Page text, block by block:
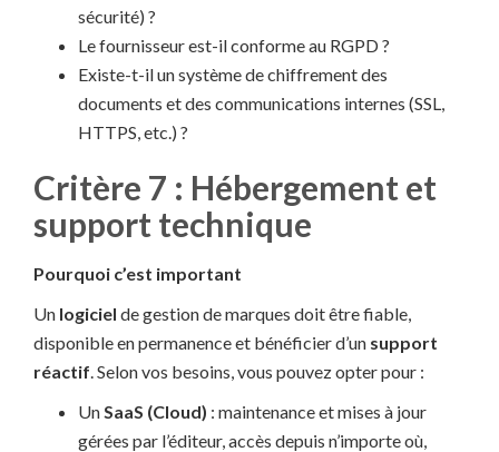
sécurité) ?
Le fournisseur est-il conforme au RGPD ?
Existe-t-il un système de chiffrement des
documents et des communications internes (SSL,
HTTPS, etc.) ?
Critère 7 : Hébergement et
support technique
Pourquoi c’est important
Un logiciel de gestion de marques doit être fiable,
disponible en permanence et bénéficier d’un support
réactif. Selon vos besoins, vous pouvez opter pour :
UnSaaS (Cloud) : maintenance et mises à jour
gérées par l’éditeur, accès depuis n’importe où,